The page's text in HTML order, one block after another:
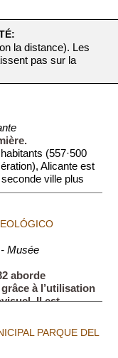
la distance). Les
pas sur la
(557·500
Alicante est
ville plus
Musée
aborde
à l’utilisation
Il est
à l’ép...
PARQUE DEL